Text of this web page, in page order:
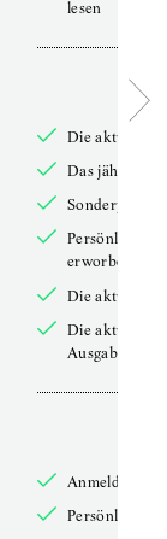
lesen
Die aktuelle
Das jährliche
Persönliches
erworbenen
Die aktuelle
Die aktuelle
Ausgabe
Anmelden
Persönliche